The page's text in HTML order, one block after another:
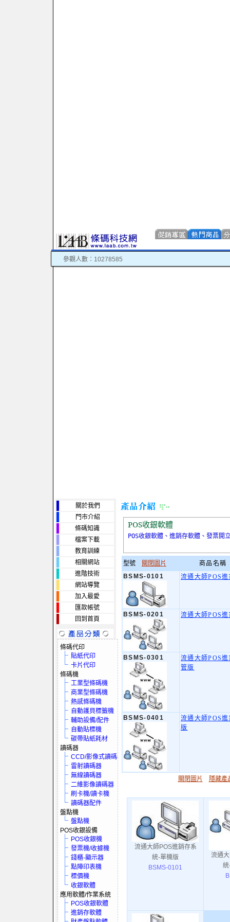
參觀人數：10278585
關於我們
門市介紹
條碼知識
檔案下載
教育訓練
相關網站
進階技術
網站導覽
加入最愛
匯款帳號
回到首頁
條碼代印
貼紙代印
卡片代印
條碼機
工業型條碼機
商業型條碼機
熱感條碼機
自動護貝標籤機
輔助設備/配件
自動貼標機
碳帶貼紙耗材
讀碼器
CCD/影像式讀碼器
雷射讀碼器
無線讀碼器
二維影像讀碼器
刷卡機/讀卡機
讀碼器配件
盤點機
盤點機
POS收銀設備
POS收銀機
發票機/收據機
錢櫃-顯示器
點陣印表機
標價機
收銀軟體
應用軟體/作業系統
POS收銀軟體
進銷存軟體
POS收銀軟體
POS收銀軟體、進銷存軟體、發票開
型號 關閉圖片
商品名稱
BSMS-0101
流通大師POS
BSMS-0201 流通大師POS
BSMS-0301
流通大師POS
管版
BSMS-0401
流通大師POS
版
關閉圖片 隱藏產
流通大師POS進銷存系
統-單機版
BSMS-0101
流通